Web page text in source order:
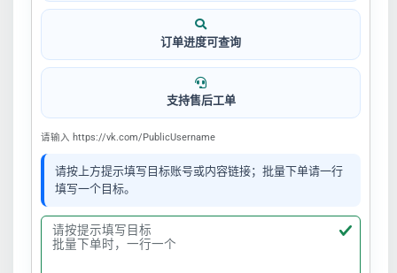
订单进度可查询
支持售后工单
请输入 https://vk.com/PublicUsername
请按上方提示填写目标账号或内容链接；批量下单请一行
填写一个目标。